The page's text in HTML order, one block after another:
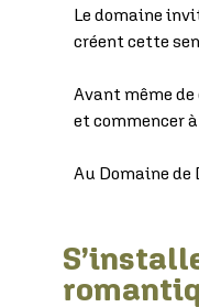
Le domaine
créent cette
Avant même
et commencer
Au Domaine de